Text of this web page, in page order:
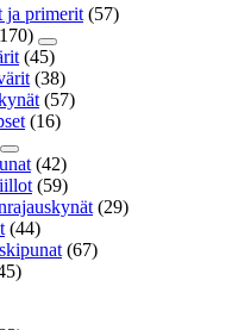
ja primerit (57)
(45)
(38)
(57)
(16)
(42)
(59)
(29)
(44)
(67)